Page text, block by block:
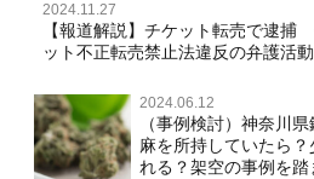
2024.11.27
【報道解説】チケット転売で逮捕
ット不正転売禁止法違反の弁護活動
2024.06.12
（事例検討）神奈川
麻を所持していたら？
れる？架空の事例を踏